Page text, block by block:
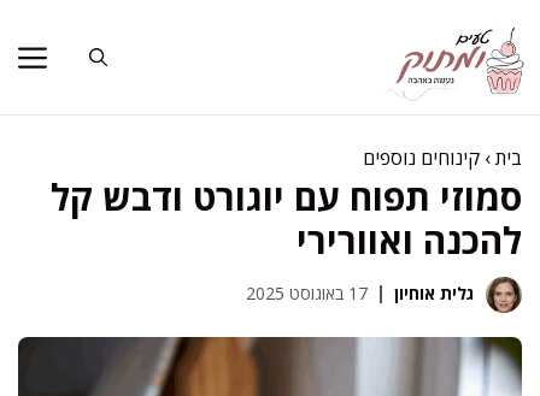
לתוכן
בית› קינוחים נוספים
סמוזי תפוח עם יוגורט ודבש קל
להכנה ואוורירי
גלית אוחיון 17 באוגוסט 2025